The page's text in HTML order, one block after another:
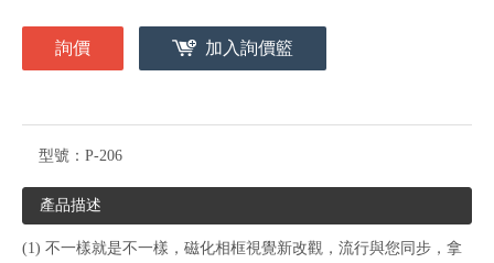
詢價 加入詢價籃
型號： P-206
產品描述
(1) 不一樣就是不一樣，磁化相框視覺新改觀，流行與您同步，拿